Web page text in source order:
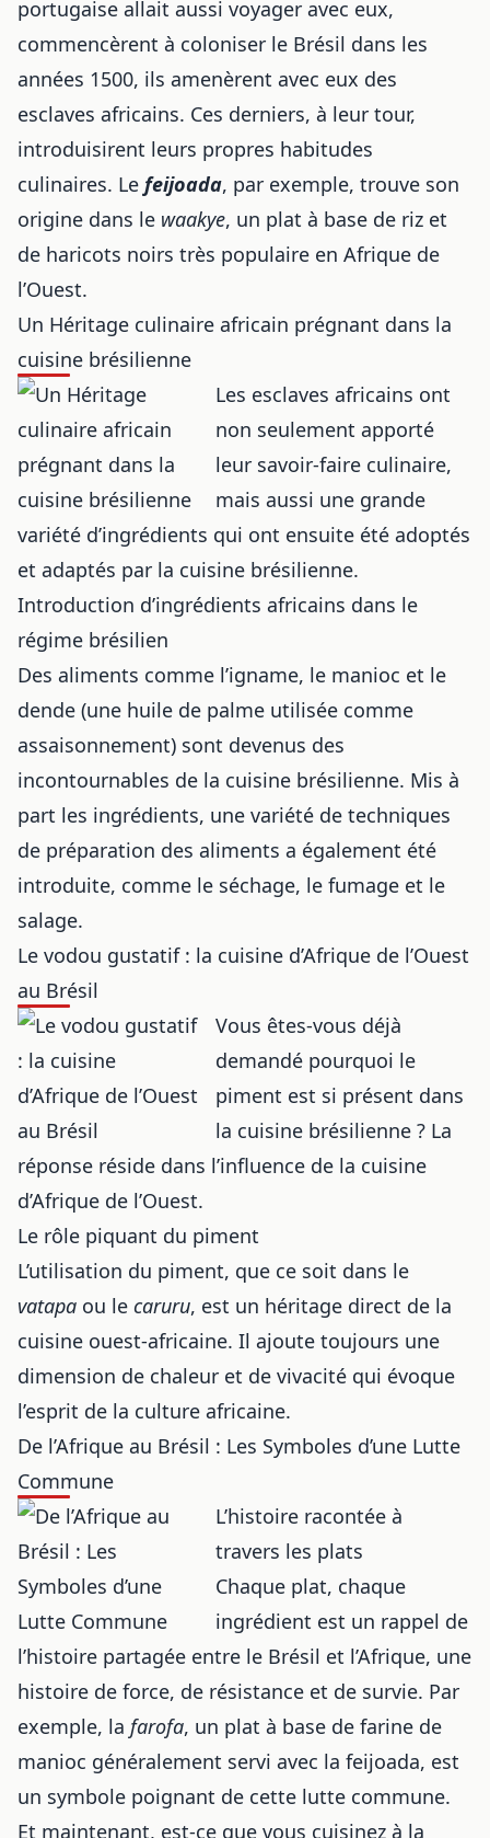
portugaise allait aussi voyager avec eux,
commencèrent à coloniser le Brésil dans les
années 1500, ils amenèrent avec eux des
esclaves africains. Ces derniers, à leur tour,
introduisirent leurs propres habitudes
culinaires. Le feijoada, par exemple, trouve son
origine dans le waakye, un plat à base de riz et
de haricots noirs très populaire en Afrique de
l’Ouest.
Un Héritage culinaire africain prégnant dans la
cuisine brésilienne
Les esclaves africains ont
non seulement apporté
leur savoir-faire culinaire,
mais aussi une grande
variété d’ingrédients qui ont ensuite été adoptés
et adaptés par la cuisine brésilienne.
Introduction d’ingrédients africains dans le
régime brésilien
Des aliments comme l’igname, le manioc et le
dende (une huile de palme utilisée comme
assaisonnement) sont devenus des
incontournables de la cuisine brésilienne. Mis à
part les ingrédients, une variété de techniques
de préparation des aliments a également été
introduite, comme le séchage, le fumage et le
salage.
Le vodou gustatif : la cuisine d’Afrique de l’Ouest
au Brésil
Vous êtes-vous déjà
demandé pourquoi le
piment est si présent dans
la cuisine brésilienne ? La
réponse réside dans l’influence de la cuisine
d’Afrique de l’Ouest.
Le rôle piquant du piment
L’utilisation du piment, que ce soit dans le
vatapa ou le caruru, est un héritage direct de la
cuisine ouest-africaine. Il ajoute toujours une
dimension de chaleur et de vivacité qui évoque
l’esprit de la culture africaine.
De l’Afrique au Brésil : Les Symboles d’une Lutte
Commune
L’histoire racontée à
travers les plats
Chaque plat, chaque
ingrédient est un rappel de
l’histoire partagée entre le Brésil et l’Afrique, une
histoire de force, de résistance et de survie. Par
exemple, la farofa, un plat à base de farine de
manioc généralement servi avec la feijoada, est
un symbole poignant de cette lutte commune.
Et maintenant, est-ce que vous cuisinez à la